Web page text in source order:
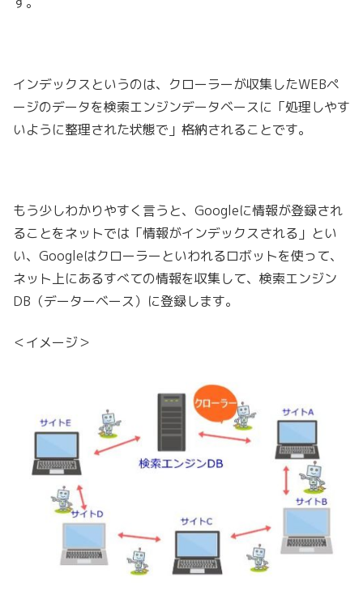
インデックスというのは、クローラーが収集したWEBペ
ージのデータを検索エンジンデータベースに「処理しやす
いように整理された状態で」格納されることです。
もう少しわかりやすく言うと、 Googleに情報が登録され
ることをネットでは「情報がインデックスされる」とい
い、 Googleはクローラーといわれるロボットを使って、
ネット上にあるすべての情報を収集して、検索エンジン
DB（データーベース）に登録します。
＜イメージ＞